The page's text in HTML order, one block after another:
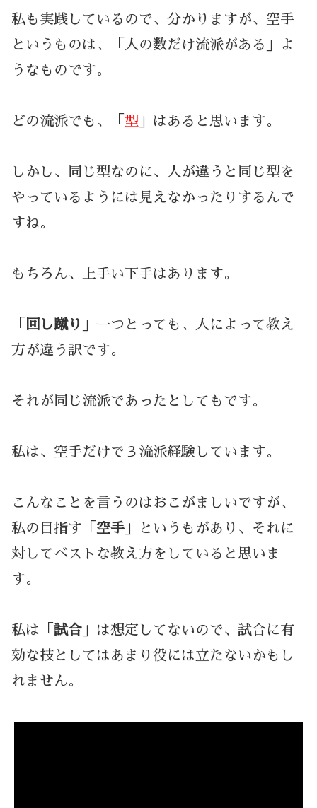
私も実践しているので、分かりますが、空手
というものは、「人の数だけ流派がある」よ
うなものです。
どの流派でも、「 型 」はあると思います。
しかし、同じ型なのに、人が違うと同じ型を
やっているようには見えなかったりするんで
すね。
もちろん、上手い下手はあります。
「 回し蹴り 」一つとっても、人によって教え
方が違う訳です。
それが同じ流派であったとしてもです。
私は、空手だけで３流派経験しています。
こんなことを言うのはおこがましいですが、
私の目指す「 空手 」というもがあり、それに
対してベストな教え方をしていると思いま
す。
私は「 試合 」は想定してないので、試合に有
効な技としてはあまり役には立たないかもし
れません。